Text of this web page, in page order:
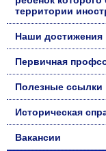
территории
Наши достижения
Первичная
Полезные ссылки
Историческая
Вакансии